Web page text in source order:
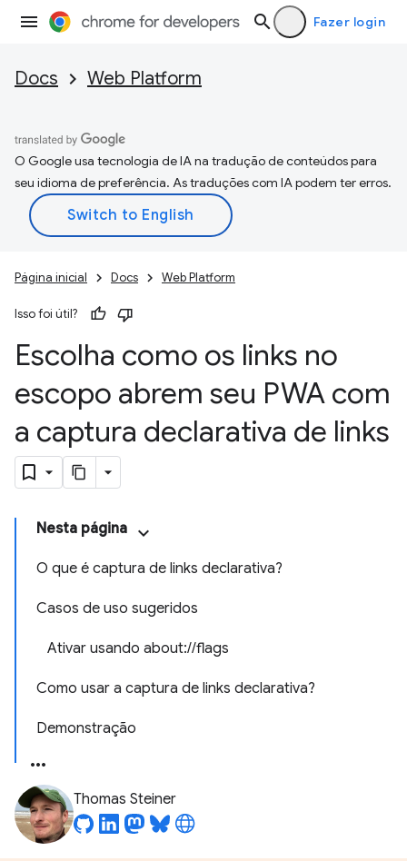
Fazer login
Docs Web Platform
O Google usa tecnologia de IA na tradução de conteúdos para
seu idioma de preferência. As traduções com IA podem ter erros.
Página inicial Docs Web Platform
Isso foi útil?
Escolha como os links no
escopo abrem seu PWA com
a captura declarativa de links
Nesta página
O que é captura de links declarativa?
Casos de uso sugeridos
Ativar usando about://flags
Como usar a captura de links declarativa?
Demonstração
Thomas Steiner